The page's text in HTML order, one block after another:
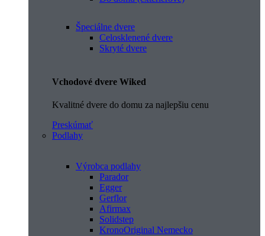
Špeciálne dvere
Celosklenené dvere
Skryté dvere
Vchodové dvere Wiked
Kvalitné dvere do domu za najlepšiu cenu
Preskúmať
Podlahy
Výrobca podlahy
Parador
Egger
Gerflor
Afirmax
Solidstep
KronoOriginal Nemecko